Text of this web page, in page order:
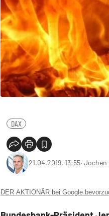
DAX
21.04.2019, 13:55‧ Jochen
DER AKTIONÄR bei Google